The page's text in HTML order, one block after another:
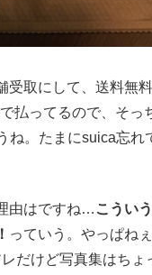
受取にして、送料無
払ってるので、そっ
ね。たまにsuica忘れ
由はですね… こうい
っていう。やっぱね
だけど写真集はちょ